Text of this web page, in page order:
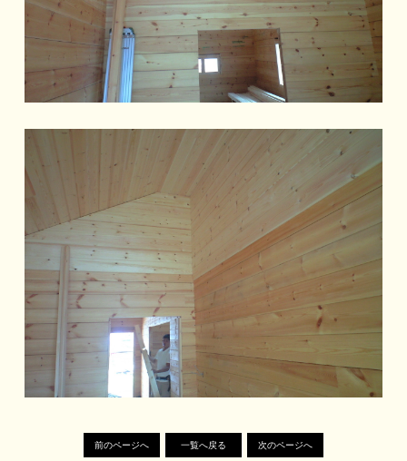
前のページへ 一覧へ戻る 次のページへ